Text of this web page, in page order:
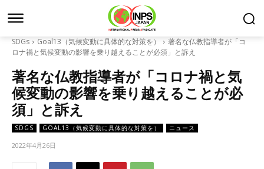
SDGs Goal13（気候変動に具体的な対策を）
著名な仏教指導者が「コ
ロナ禍と気候変動の影響を乗り越えることが必須」と訴え
著名な仏教指導者が「コロナ禍と気
候変動の影響を乗り越えることが必
須」と訴え
SDGS GOAL13（気候変動に具体的な対策を） ニュース
2022年4月26日